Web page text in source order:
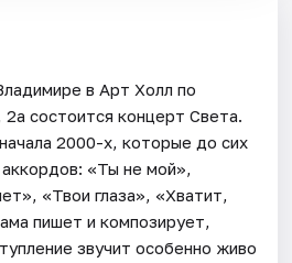
в Арт Холл по
состоится концерт Света.
2000-х, которые до сих
«Ты не мой»,
«Твои глаза», «Хватит,
пишет и композирует,
звучит особенно живо